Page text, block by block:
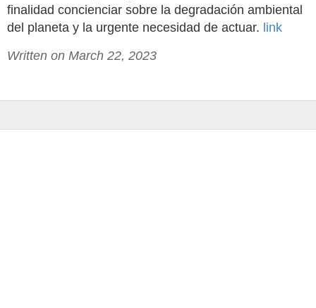
finalidad concienciar sobre la degradación ambiental
del planeta y la urgente necesidad de actuar. link
Written on March 22, 2023